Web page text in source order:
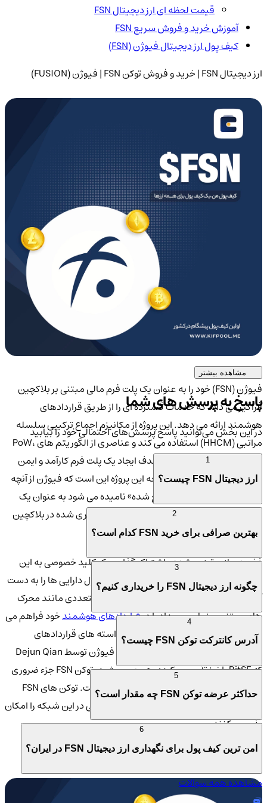
قیمت لحظه ای ارز دیجیتال FSN
آموزش خرید و فروش سریع FSN
کیف پول ارز دیجیتال فیوژن (FSN)
ارز دیجیتال FSN | خرید و فروش توکن FSN | فیوژن (FUSION)
فیوژن (FSN) خود را به عنوان یک پلت فرم مالی مبتنی بر بلاکچین
فراگیر می داند که خدمات گسترده ای را از طریق قراردادهای
هوشمند ارائه می دهد. این پروژه از مکانیزم اجماع ترکیبی سلسله
مراتبی (HHCM) استفاده می کند و عناصری از الگوریتم های PoW،
PoS و محاسبات موازی را با هدف ایجاد یک پلت فرم کارآمد و ایمن
ترکیب می کند. نکته قابل توجه این پروژه این است که فیوژن از آنچه
«مدیریت صحیح کنترل توزیع شده» نامیده می شود به عنوان یک
لایه امنیتی استفاده کرده و از دارایی های رمزنگاری شده در بلاکچین
خود محافظت می کند.
ذخیره سازی توزیع شده و اشتراک گذاری یک کلید خصوصی به این
معنی است که هیچ گره واحدی نمی تواند کنترل دارایی ها را به دست
آورد. Fusion همچنین حالت های راه اندازی متعددی مانند محرک
های مبتنی بر زمان و رویداد را درقراردادهای هوشمندخود فراهم می
کند. این محرک ها برای برآورده کردن خواسته های قراردادهای
هوشمند مالی پیچیده طراحی شده اند. فیوژن توسط Dejun Qian
که BitSE را نیز تأسیس کرده رهبری می شود. توکن FSN جزء ضروری
تمام امکانات موجود در اکوسیستم فیوژن است. توکن های FSN
دسترسی به تمام ویژگی ها و تراکنش های مالی در این شبکه را امکان
پذیر می کنند.
خرید و فروش ارز دیجیتال فیوژن (FSN) در صرافی کیف پول
مشاهده بیشتر
پاسخ به پرسش های شما
در این بخش می‌توانید پاسخ پرسش‌های احتمالی خود را بیابید
ارز دیجیتال FSN چیست؟
بهترین صرافی برای خرید FSN کدام است؟
چگونه ارز دیجیتال FSN را خریداری کنیم؟
آدرس کانترکت توکن FSN چیست؟
حداکثر عرضه توکن FSN چه مقدار است؟
امن ترین کیف پول برای نگهداری ارز دیجیتال FSN در ایران؟
مشاهده همه سوالات